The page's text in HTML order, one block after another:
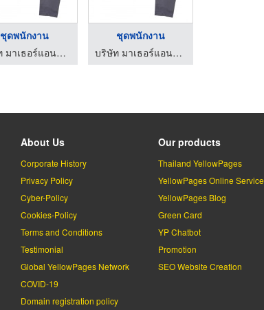
ชุดพนักงาน
บริษัท มาเธอร์แอนด์เซ็น จำกัด
ชุดพนักงาน
บริษัท มาเธอร์แอนด์เซ็น จำกัด
About Us
Corporate History
Privacy Policy
Cyber-Policy
Cookies-Policy
Terms and Conditions
Testimonial
Global YellowPages Network
COVID-19
Domain registration policy
Our products
Thailand YellowPages
YellowPages Online Service
YellowPages Blog
Green Card
YP Chatbot
Promotion
SEO Website Creation